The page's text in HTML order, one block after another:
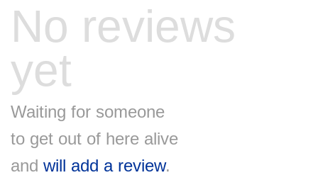
No reviews
yet
Waiting for someone
to get out of here alive
and will add a review.